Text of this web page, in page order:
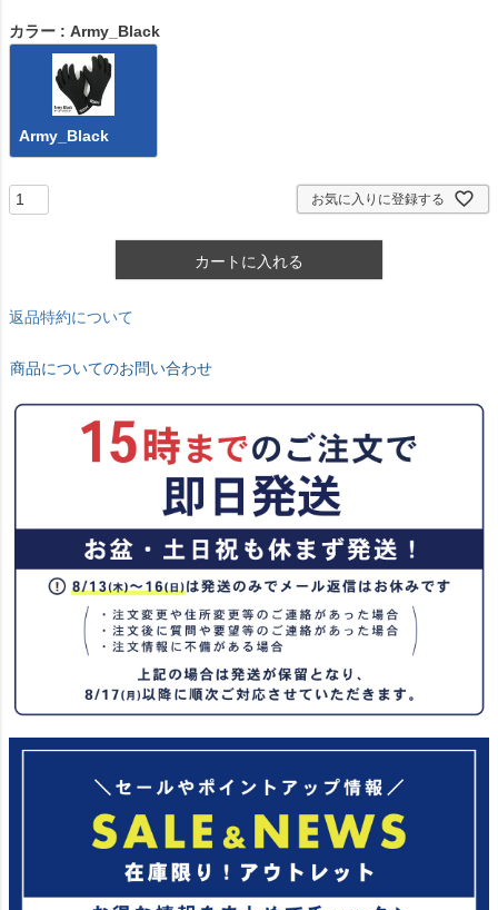
カラー Army_Black
Army_Black
お気に入りに登録する
カートに入れる
返品特約について
商品についてのお問い合わせ